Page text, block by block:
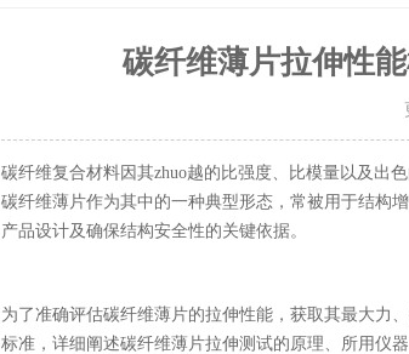
碳纤维薄片拉伸性
碳纤维复合材料因其zhuo越的比强度、比模量以及出
碳纤维薄片作为其中的一种典型形态，常被用于结构
产品设计及确保结构安全性的关键依据。
为了准确评估碳纤维薄片的拉伸性能，获取其最大力
标准，详细阐述碳纤维薄片拉伸测试的原理、所用仪